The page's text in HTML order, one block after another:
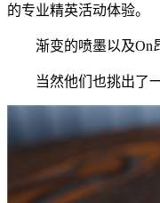
的专业精英活动体验。
渐变的喷墨以及On昂
当然他们也挑出了一